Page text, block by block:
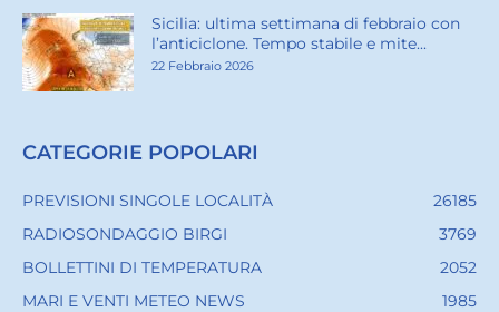
Sicilia: ultima settimana di febbraio con
l’anticiclone. Tempo stabile e mite...
22 Febbraio 2026
CATEGORIE POPOLARI
PREVISIONI SINGOLE LOCALITÀ
26185
RADIOSONDAGGIO BIRGI
3769
BOLLETTINI DI TEMPERATURA
2052
MARI E VENTI METEO NEWS
1985